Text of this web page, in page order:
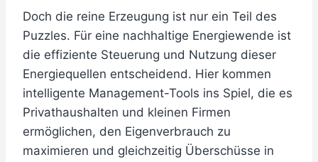
Doch die reine Erzeugung ist nur ein Teil des
Puzzles. Für eine nachhaltige Energiewende ist
die effiziente Steuerung und Nutzung dieser
Energiequellen entscheidend. Hier kommen
intelligente Management-Tools ins Spiel, die es
Privathaushalten und kleinen Firmen
ermöglichen, den Eigenverbrauch zu
maximieren und gleichzeitig Überschüsse in